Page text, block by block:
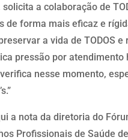
solicita a colaboração de
de forma mais eficaz e
a vida de TODOS e
pressão por atendimento
nesse momento,
a nota da diretoria do
Profissionais de Saúde de